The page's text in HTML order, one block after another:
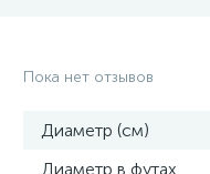
Пока нет отзывов
Диаметр (см)
Диаметр в футах